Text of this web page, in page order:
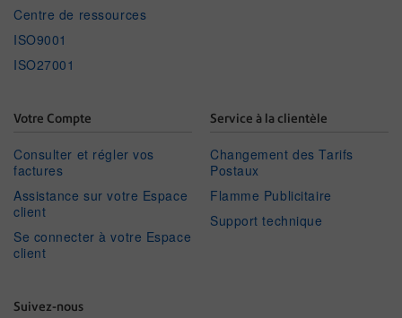
Centre de ressources
ISO9001
ISO27001
Votre Compte
Consulter et régler vos
factures
Assistance sur votre Espace
client
Se connecter à votre Espace
client
Service à la clientèle
Changement des Tarifs
Postaux
Flamme Publicitaire
Support technique
Suivez-nous